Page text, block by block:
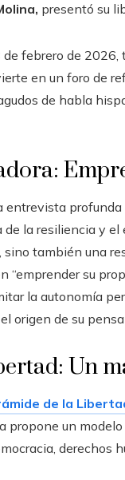
presentó su
febrero de
en un foro de
de habla
entrevista
la resiliencia y
también una
“emprender su
la autonomía
origen de su
Un
de la
propone un
derechos